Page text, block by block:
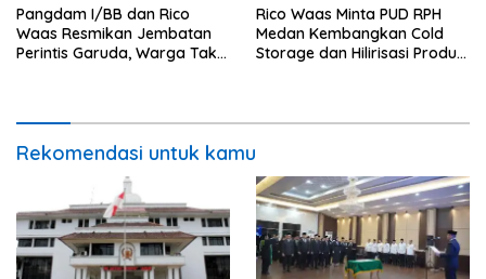
Pangdam I/BB dan Rico
Waas Resmikan Jembatan
Perintis Garuda, Warga Tak
Rico Waas Minta PUD RPH
Medan Kembangkan Cold
Storage dan Hilirisasi Produk
Rekomendasi untuk kamu